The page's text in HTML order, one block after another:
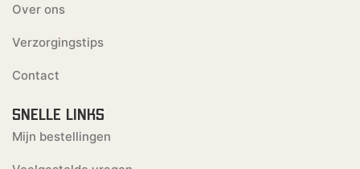
Over ons
Verzorgingstips
Contact
SNELLE LINKS
Mijn bestellingen